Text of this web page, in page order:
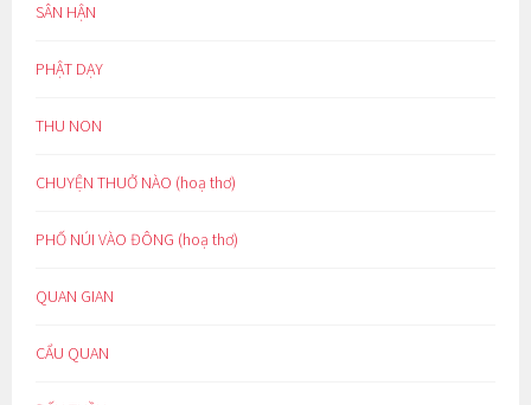
SÂN HẬN
PHẬT DẠY
THU NON
CHUYỆN THUỞ NÀO (hoạ thơ)
PHỐ NÚI VÀO ĐÔNG (hoạ thơ)
QUAN GIAN
CẨU QUAN